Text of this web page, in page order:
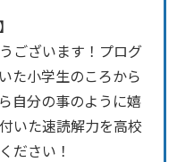
ございます！プログ
た小学生のころから
自分の事のように嬉
いた速読解力を高校
ださい！